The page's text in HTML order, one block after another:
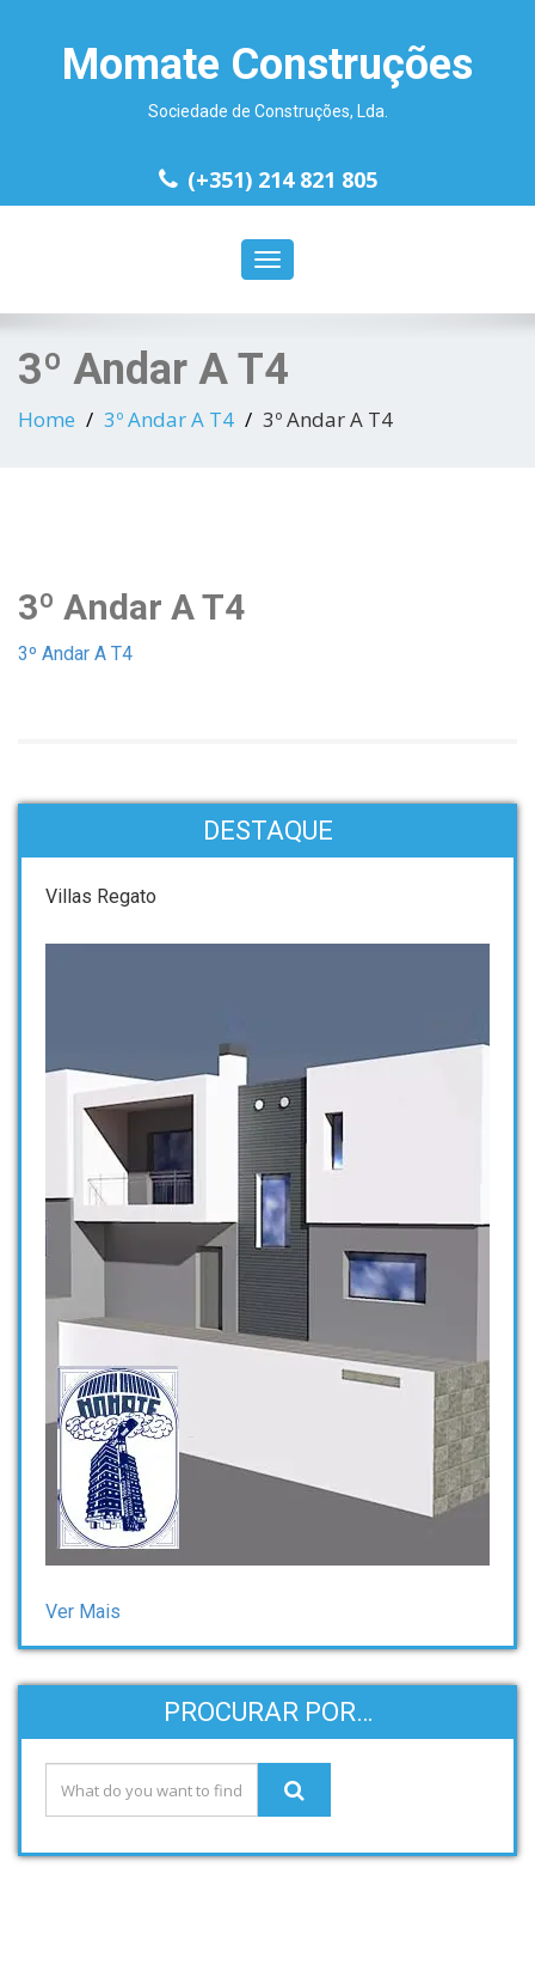
Momate Construções
Sociedade de Construções, Lda.
(+351) 214 821 805
Toggle
navigation
3º Andar A T4
Home 3º Andar A T4 3º Andar A T4
3º Andar A T4
3º Andar A T4
DESTAQUE
Villas Regato
Ver Mais
PROCURAR POR…